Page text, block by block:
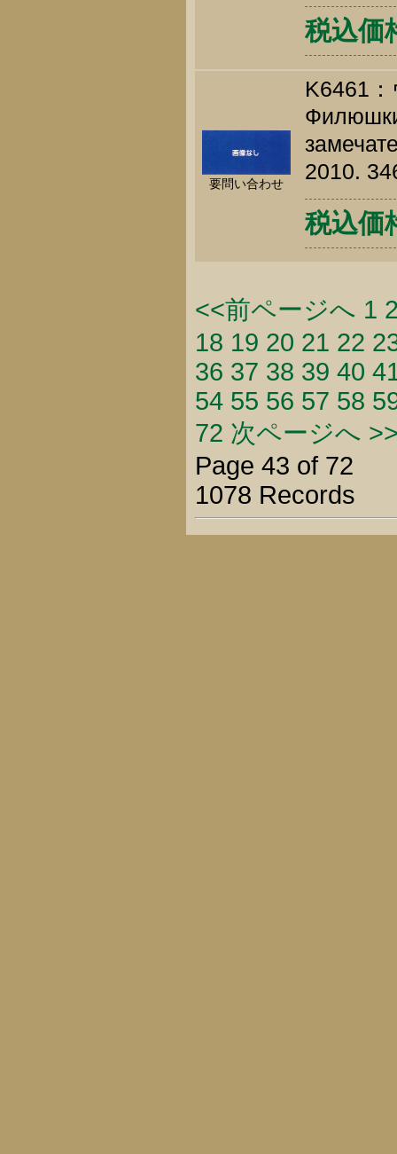
税込価
要問い合わせ
K6461
2010.
税込価
<<前ページへ 1
18 19 20 21 22
36 37 38 39 40
54 55 56 57 58
72 次ページへ
Page 43 of 72
1078 Records